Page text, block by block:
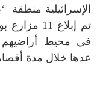
الإسرائيلية منطقة
تم إبلاغ
في محيط أراضيهم
عدها خلال مدة